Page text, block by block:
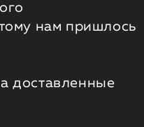
нам пришлось
доставленные